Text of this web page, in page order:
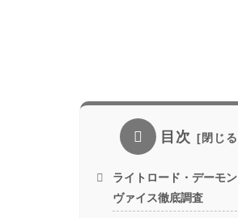
目次
ライトロード・デーモン
ヴァイス徹底調査